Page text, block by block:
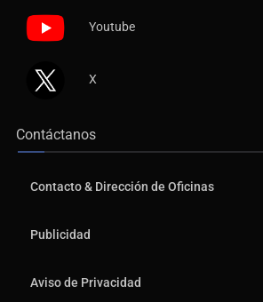
Youtube
X
Contáctanos
Contacto & Dirección de Oficinas
Publicidad
Aviso de Privacidad